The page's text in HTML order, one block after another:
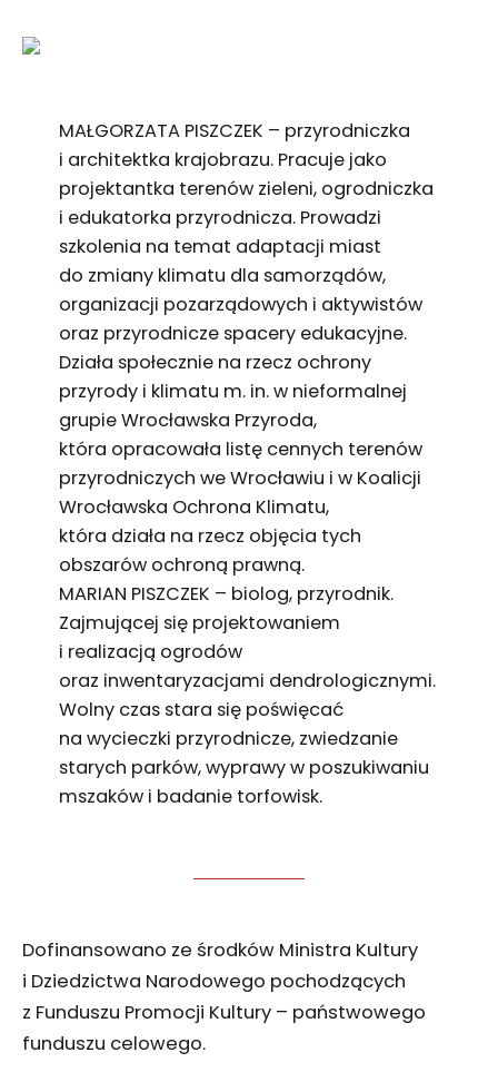
MAŁGORZATA PISZCZEK – przyrodniczka
i architektka krajobrazu. Pracuje jako
projektantka terenów zieleni, ogrodniczka
i edukatorka przyrodnicza. Prowadzi
szkolenia na temat adaptacji miast
do zmiany klimatu dla samorządów,
organizacji pozarządowych i aktywistów
oraz przyrodnicze spacery edukacyjne.
Działa społecznie na rzecz ochrony
przyrody i klimatu m. in. w nieformalnej
grupie Wrocławska Przyroda,
która opracowała listę cennych terenów
przyrodniczych we Wrocławiu i w Koalicji
Wrocławska Ochrona Klimatu,
która działa na rzecz objęcia tych
obszarów ochroną prawną.
MARIAN PISZCZEK – biolog, przyrodnik.
Zajmującej się projektowaniem
i realizacją ogrodów
oraz inwentaryzacjami dendrologicznymi.
Wolny czas stara się poświęcać
na wycieczki przyrodnicze, zwiedzanie
starych parków, wyprawy w poszukiwaniu
mszaków i badanie torfowisk.
Dofinansowano ze środków Ministra Kultury
i Dziedzictwa Narodowego pochodzących
z Funduszu Promocji Kultury – państwowego
funduszu celowego.